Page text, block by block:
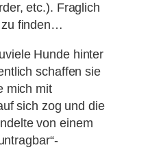
etc.). Fraglich
zu finden…
Hunde hinter
schaffen sie
mich mit
sich zog und die
von einem